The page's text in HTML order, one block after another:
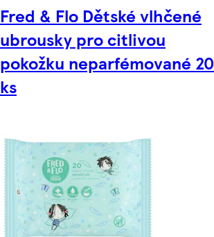
Fred & Flo Dětské vlhčené
ubrousky pro citlivou
pokožku neparfémované 20
ks